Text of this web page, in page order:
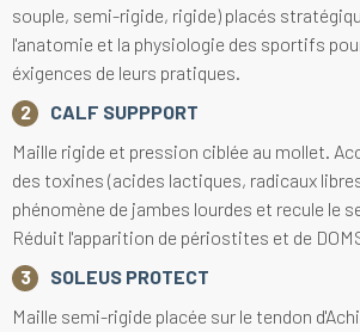
souple, semi-rigide, rigide) placés
l'anatomie et la physiologie des sportifs
éxigences de leurs pratiques.
CALF SUPPPORT
Maille rigide et pression ciblée au mollet.
des toxines (acides lactiques, radicaux
phénomène de jambes lourdes et recule le
Réduit l'apparition de périostites et de
SOLEUS PROTECT
Maille semi-rigide placée sur le tendon